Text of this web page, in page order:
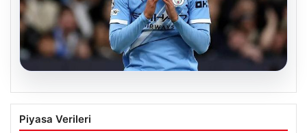
04.08.2026
Galatasaray’a Orta Sahada Güç Katan
Dev Transfer: Manchester City’nin
Piyasa Verileri